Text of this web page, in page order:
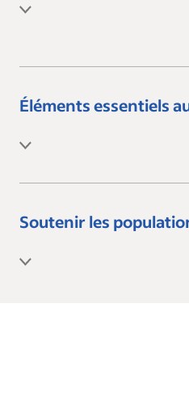
Éléments essentiels
Soutenir les